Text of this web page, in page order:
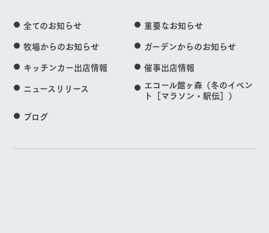
全てのお知らせ
重要なお知らせ
牧場からのお知らせ
ガーデンからのお知らせ
キッチンカー出店情報
催事出店情報
ニュースリリース
エコール館ヶ森（冬のイベン
ト［マラソン・駅伝］）
ブログ